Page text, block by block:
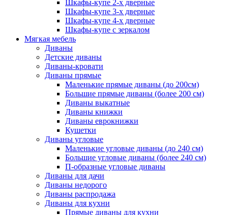
Шкафы-купе 2-х дверные
Шкафы-купе 3-х дверные
Шкафы-купе 4-х дверные
Шкафы-купе с зеркалом
Мягкая мебель
Диваны
Детские диваны
Диваны-кровати
Диваны прямые
Маленькие прямые диваны (до 200см)
Большие прямые диваны (более 200 см)
Диваны выкатные
Диваны книжки
Диваны еврокнижки
Кушетки
Диваны угловые
Маленькие угловые диваны (до 240 см)
Большие угловые диваны (более 240 см)
П-образные угловые диваны
Диваны для дачи
Диваны недорого
Диваны распродажа
Диваны для кухни
Прямые диваны для кухни